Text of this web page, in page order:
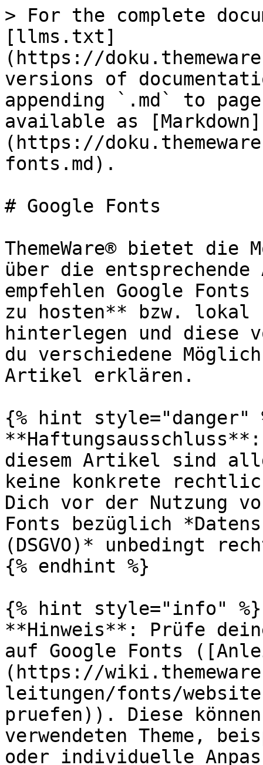
> For the complete
[llms.txt]
(https://
versions of
appending `.md` to
available as [Markdown]
(https://
fonts.md).
# Google Fonts
ThemeWare® bietet die
über die
empfehlen Google
zu hosten** bzw. lokal
hinterlegen und diese
du verschiedene
Artikel erklären.
{% hint style="danger"
diesem Artikel sind
keine konkrete
Dich vor der Nutzung
Fonts bezüglich
(DSGVO)* unbedingt
{% endhint %}
{% hint style="info" %}
**Hinweis**: Prüfe
auf Google Fonts
(https://
leitungen/fonts/
pruefen)). Diese können
verwendeten Theme,
oder individuelle